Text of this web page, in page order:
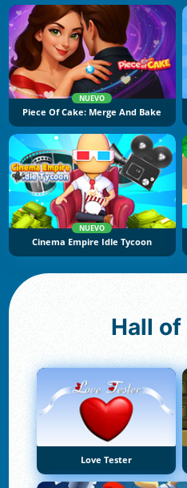
NUEVO
Piece Of Cake: Merge And Bake
NUEVO
Cinema Empire Idle Tycoon
Hall of
Love Tester